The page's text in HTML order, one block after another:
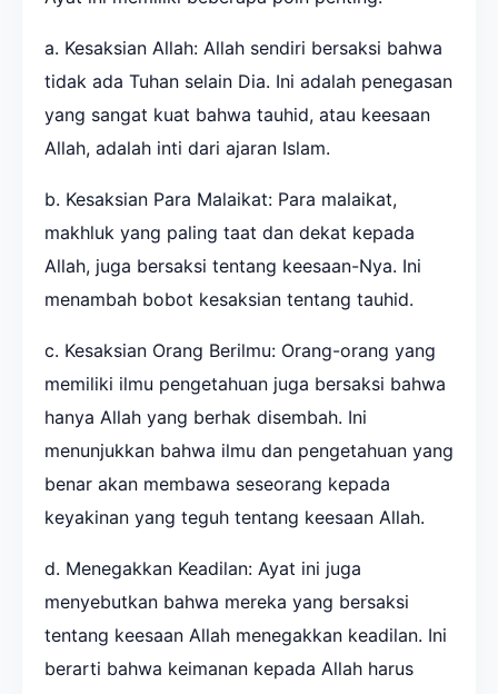
a. Kesaksian Allah: Allah sendiri bersaksi bahwa
tidak ada Tuhan selain Dia. Ini adalah penegasan
yang sangat kuat bahwa tauhid, atau keesaan
Allah, adalah inti dari ajaran Islam.
b. Kesaksian Para Malaikat: Para malaikat,
makhluk yang paling taat dan dekat kepada
Allah, juga bersaksi tentang keesaan-Nya. Ini
menambah bobot kesaksian tentang tauhid.
c. Kesaksian Orang Berilmu: Orang-orang yang
memiliki ilmu pengetahuan juga bersaksi bahwa
hanya Allah yang berhak disembah. Ini
menunjukkan bahwa ilmu dan pengetahuan yang
benar akan membawa seseorang kepada
keyakinan yang teguh tentang keesaan Allah.
d. Menegakkan Keadilan: Ayat ini juga
menyebutkan bahwa mereka yang bersaksi
tentang keesaan Allah menegakkan keadilan. Ini
berarti bahwa keimanan kepada Allah harus